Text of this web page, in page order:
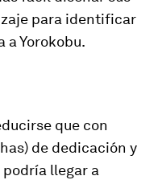
para identificar
a Yorokobu.
que con
de dedicación y
llegar a